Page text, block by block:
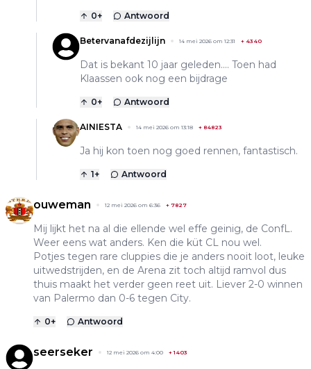
0+ Antwoord
Betervanafdezijlijn 14 mei 2026 om 12:31 + 4340
Dat is bekant 10 jaar geleden.... Toen had
Klaassen ook nog een bijdrage
0+ Antwoord
AINIESTA 14 mei 2026 om 13:18 + 84823
Ja hij kon toen nog goed rennen, fantastisch.
1+ Antwoord
ouweman 12 mei 2026 om 6:36 + 7827
Mij lijkt het na al die ellende wel effe geinig, de ConfL.
Weer eens wat anders. Ken die küt CL nou wel.
Potjes tegen rare cluppies die je anders nooit loot, leuke
uitwedstrijden, en de Arena zit toch altijd ramvol dus
thuis maakt het verder geen reet uit. Liever 2-0 winnen
van Palermo dan 0-6 tegen City.
0+ Antwoord
seerseker 12 mei 2026 om 4:00 +1403